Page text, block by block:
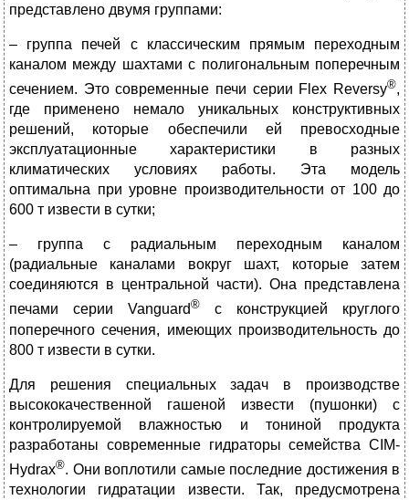
представлено двумя группами:
– группа печей с классическим прямым переходным
каналом между шахтами с полигональным поперечным
сечением. Это современные печи серии Flex Reversy®,
где применено немало уникальных конструктивных
решений, которые обеспечили ей превосходные
эксплуатационные характеристики в разных
климатических условиях работы. Эта модель
оптимальна при уровне производительности от 100 до
600 т извести в сутки;
– группа с радиальным переходным каналом
(радиальные каналами вокруг шахт, которые затем
соединяются в центральной части). Она представлена
печами серии Vanguard® с конструкцией круглого
поперечного сечения, имеющих производительность до
800 т извести в сутки.
Для решения специальных задач в производстве
высококачественной гашеной извести (пушонки) с
контролируемой влажностью и тониной продукта
разработаны современные гидраторы семейства CIM-
Hydrax®. Они воплотили самые последние достижения в
технологии гидратации извести. Так, предусмотрена